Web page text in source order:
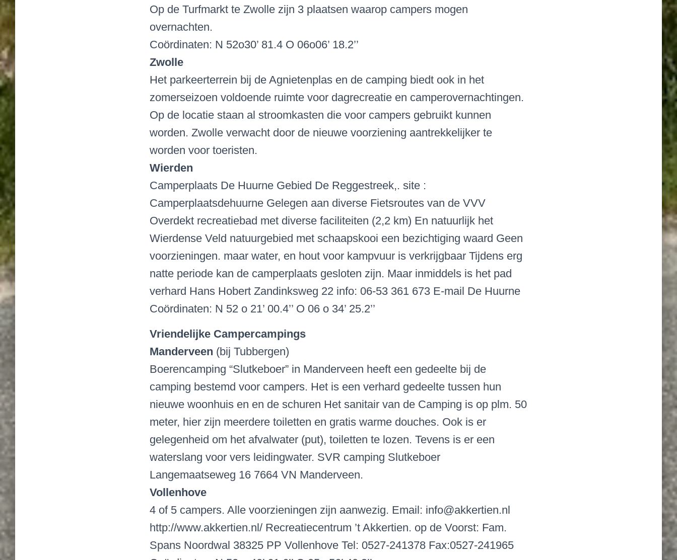
Op de Turfmarkt te Zwolle zijn 3 plaatsen waarop campers mogen
overnachten.
Coördinaten: N 52o30’ 81.4 O 06o06’ 18.2’’
Zwolle
Het parkeerterrein bij de Agnietenplas en de camping biedt ook in het
zomerseizoen voldoende ruimte voor dagrecreatie en camperovernachtingen.
Op de locatie staan al stroomkasten die voor campers gebruikt kunnen
worden. Zwolle verwacht door de nieuwe voorziening aantrekkelijker te
worden voor toeristen.
Wierden
Camperplaats De Huurne Gebied De Reggestreek,. site :
Camperplaatsdehuurne Gelegen aan diverse Fietsroutes van de VVV
Overdekt recreatiebad met diverse faciliteiten (2,2 km) En natuurlijk het
Wierdense Veld natuurgebied met schaapskooi een bezichtiging waard Geen
voorzieningen. maar water, en hout voor kampvuur is verkrijgbaar Tijdens erg
natte periode kan de camperplaats gesloten zijn. Maar inmiddels is het pad
verhard Hans Hobert Zandinksweg 22 info: 06-53 361 673 E-mail De Huurne
Coördinaten: N 52 o 21’ 00.4’’ O 06 o 34’ 25.2’’
Vriendelijke Campercampings
Manderveen (bij Tubbergen)
Boerencamping “Slutkeboer” in Manderveen heeft een gedeelte bij de
camping bestemd voor campers. Het is een verhard gedeelte tussen hun
nieuwe woonhuis en en de schuren Het sanitair van de Camping is op plm. 50
meter, hier zijn meerdere toiletten en gratis warme douches. Ook is er
gelegenheid om het afvalwater (put), toiletten te lozen. Tevens is er een
waterslang voor vers leidingwater. SVR camping Slutkeboer
Langemaatseweg 16 7664 VN Manderveen.
Vollenhove
4 of 5 campers. Alle voorzieningen zijn aanwezig. Email: info@akkertien.nl
http://www.akkertien.nl/ Recreatiecentrum ’t Akkertien. op de Voorst: Fam.
Spans Noordwal 38325 PP Vollenhove Tel: 0527-241378 Fax:0527-241965